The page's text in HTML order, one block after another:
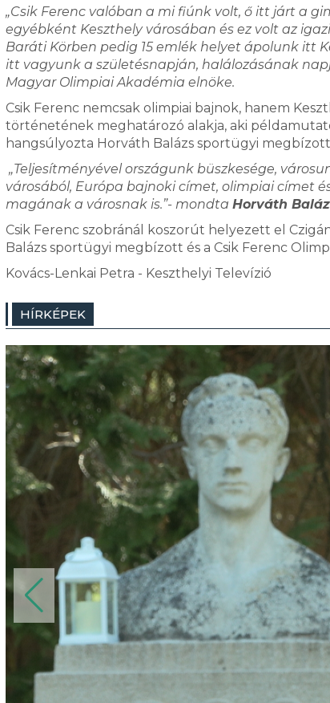
„Csik Ferenc valóban a mi fiúnk volt, ő itt járt a
egyébként Keszthely városában és ez volt az
Baráti Körben pedig 15 emlék helyet ápolunk itt
itt vagyunk a születésnapján, halálozásának
Magyar Olimpiai Akadémia elnöke.
Csik Ferenc nemcsak olimpiai bajnok, hanem
történetének meghatározó alakja, aki
hangsúlyozta Horváth Balázs sportügyi
„Teljesítményével országunk büszkesége,
városából, Európa bajnoki címet, olimpiai címet
magának a városnak is.”- mondta Horváth
Csik Ferenc szobránál koszorút helyezett el
Balázs sportügyi megbízott és a Csik Ferenc
Kovács-Lenkai Petra - Keszthelyi Televízió
HÍRKÉPEK